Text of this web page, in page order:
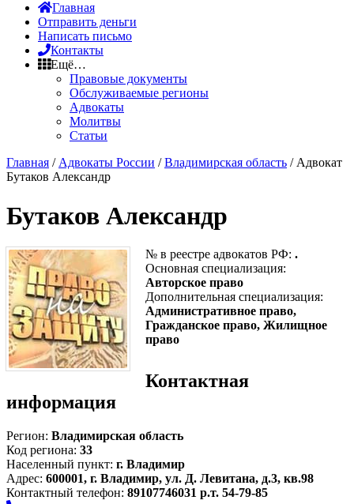
Главная
Отправить деньги
Написать письмо
Контакты
Ещё…
Правовые документы
Обслуживаемые регионы
Адвокаты
Молитвы
Статьи
Главная / Адвокаты России /Владимирская область / Адвокат
Бутаков Александр
Бутаков Александр
№ в реестре адвокатов РФ: .
Основная специализация:
Авторское право
Дополнительная специализация:
Административное право,
Гражданское право, Жилищное
право
Контактная
информация
Регион: Владимирская область
Код региона: 33
Населенный пункт: г. Владимир
Адрес: 600001, г. Владимир, ул. Д. Левитана, д.3, кв.98
Контактный телефон: 89107746031 р.т. 54-79-85